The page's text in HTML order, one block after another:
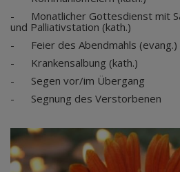
- Monatlicher Gottesdienst mit
und Palliativstation (kath.)
- Feier des Abendmahls (evang.)
- Krankensalbung (kath.)
- Segen vor/im Übergang
- Segnung des Verstorbenen